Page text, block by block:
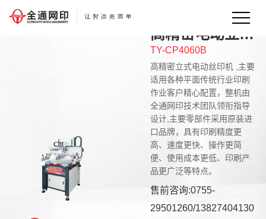
高精密电动立式丝印机
TY-CP4060B
高精密立式电动丝印机 ,主要
适用各种平面传统行业印刷
作业客户精心配置，整机由
全通网印技术团队领衔指导
设计,主要零部件采用原装进
口品牌，具有印刷精度更
高、速度更快、操作更简
便、使用成本更低、印刷产
品更广泛等特点。
售前咨询:0755-
29501260/13827404130